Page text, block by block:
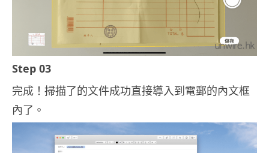
Step 03
完成！掃描了的文件成功直接導入到電郵的內文框
內了。